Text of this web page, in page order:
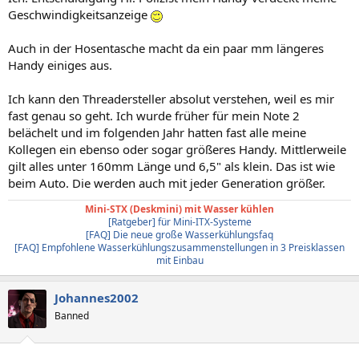
Geschwindigkeitsanzeige
Auch in der Hosentasche macht da ein paar mm längeres
Handy einiges aus.
Ich kann den Threadersteller absolut verstehen, weil es mir
fast genau so geht. Ich wurde früher für mein Note 2
belächelt und im folgenden Jahr hatten fast alle meine
Kollegen ein ebenso oder sogar größeres Handy. Mittlerweile
gilt alles unter 160mm Länge und 6,5" als klein. Das ist wie
beim Auto. Die werden auch mit jeder Generation größer.
Mini-STX (Deskmini) mit Wasser kühlen
[Ratgeber] für Mini-ITX-Systeme
[FAQ] Die neue große Wasserkühlungsfaq
[FAQ] Empfohlene Wasserkühlungszusammenstellungen in 3 Preisklassen
mit Einbau
Johannes2002
Banned